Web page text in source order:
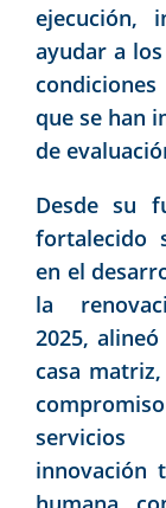
ejecución,
ayudar a
que se han
de
Desde su
fortalecido
en el
la
2025,
casa
servicios
innovación